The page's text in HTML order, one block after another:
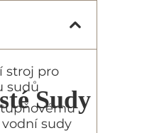
Sudy
stroj pro
sudů
sudy